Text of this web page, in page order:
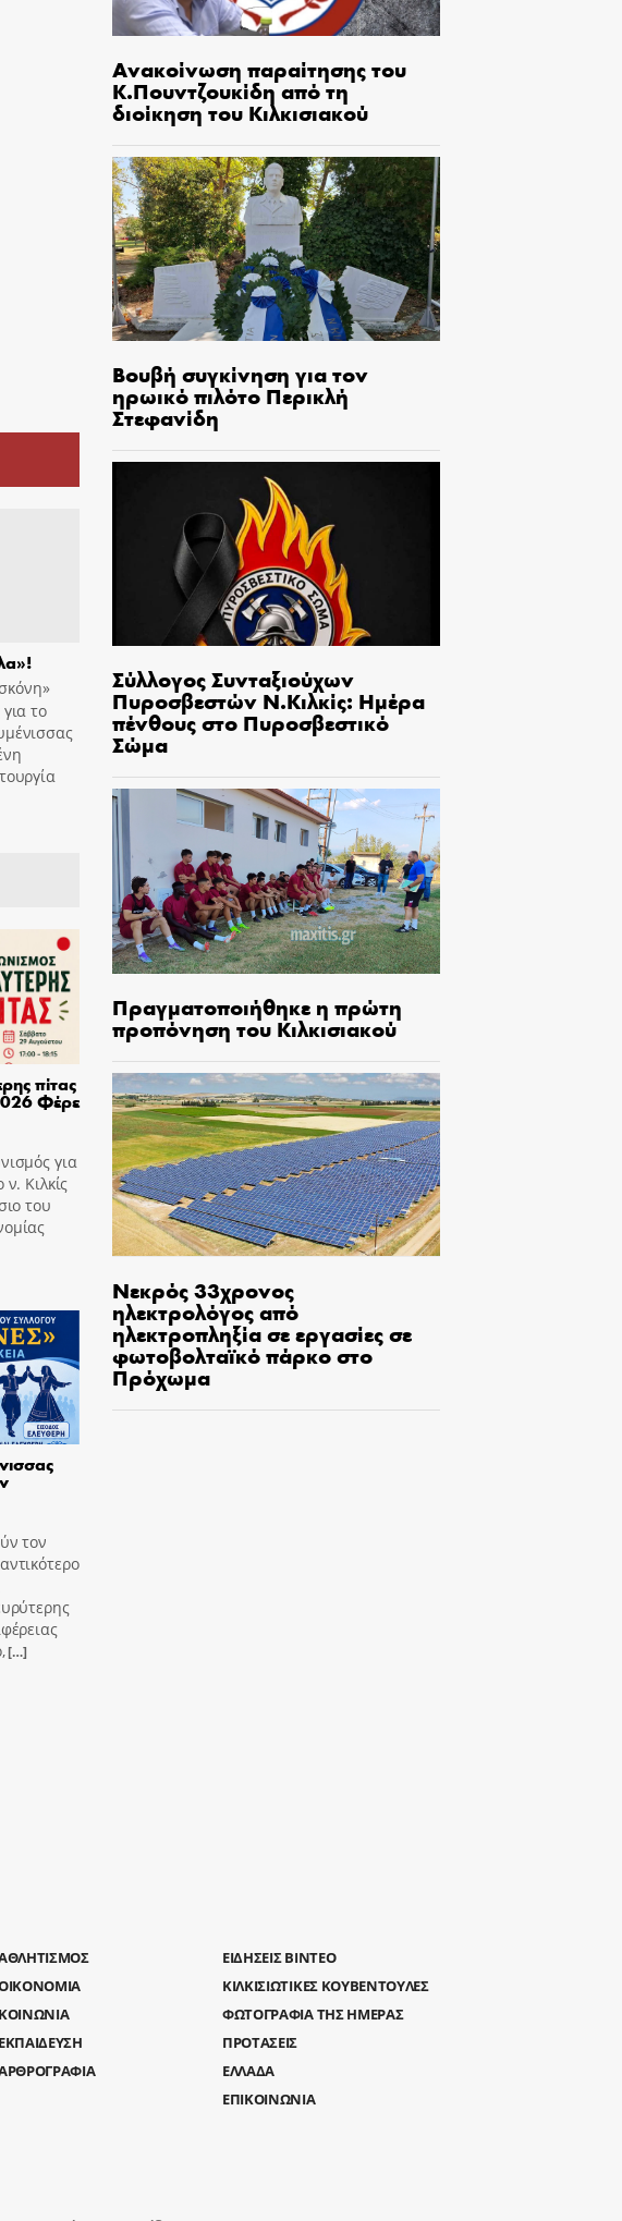
το
πίτας
Φέρε
για
Κιλκίς
του
τον
[…]
Ανακοίνωση παραίτησης του
Κ.Πουντζουκίδη από τη
διοίκηση του Κιλκισιακού
Βουβή συγκίνηση για τον
ηρωικό πιλότο Περικλή
Στεφανίδη
Σύλλογος Συνταξιούχων
Πυροσβεστών Ν.Κιλκίς: Ημέρα
πένθους στο Πυροσβεστικό
Σώμα
Πραγματοποιήθηκε η πρώτη
προπόνηση του Κιλκισιακού
Νεκρός 33χρονος
ηλεκτρολόγος από
ηλεκτροπληξία σε εργασίες σε
φωτοβολταϊκό πάρκο στο
Πρόχωμα
ΚΟΙΝΩΝΙΑ
ΕΚΠΑΙΔΕΥΣΗ
ΕΙΔΗΣΕΙΣ ΒΙΝΤΕΟ
ΚΙΛΚΙΣΙΩΤΙΚΕΣ ΚΟΥΒΕΝΤΟΥΛΕΣ
ΦΩΤΟΓΡΑΦΙΑ ΤΗΣ ΗΜΕΡΑΣ
ΠΡΟΤΑΣΕΙΣ
ΕΛΛΑΔΑ
ΕΠΙΚΟΙΝΩΝΙΑ